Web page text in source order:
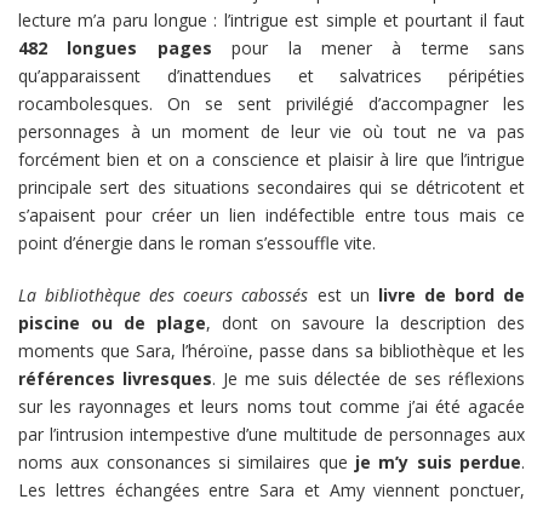
lecture m’a paru longue : l’intrigue est simple et pourtant il faut
482 longues pages pour la mener à terme sans
qu’apparaissent d’inattendues et salvatrices péripéties
rocambolesques. On se sent privilégié d’accompagner les
personnages à un moment de leur vie où tout ne va pas
forcément bien et on a conscience et plaisir à lire que l’intrigue
principale sert des situations secondaires qui se détricotent et
s’apaisent pour créer un lien indéfectible entre tous mais ce
point d’énergie dans le roman s’essouffle vite.
La bibliothèque des coeurs cabossés est un livre de bord de
piscine ou de plage, dont on savoure la description des
moments que Sara, l’héroïne, passe dans sa bibliothèque et les
références livresques. Je me suis délectée de ses réflexions
sur les rayonnages et leurs noms tout comme j’ai été agacée
par l’intrusion intempestive d’une multitude de personnages aux
noms aux consonances si similaires que je m’y suis perdue.
Les lettres échangées entre Sara et Amy viennent ponctuer,